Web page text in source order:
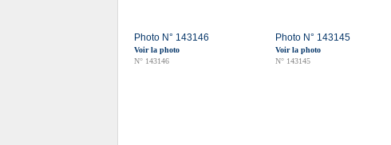
Photo N° 143146
Voir la photo
N° 143146
Photo N° 143145
Voir la photo
N° 143145